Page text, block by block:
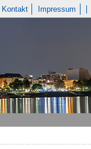
Kontakt Impressum